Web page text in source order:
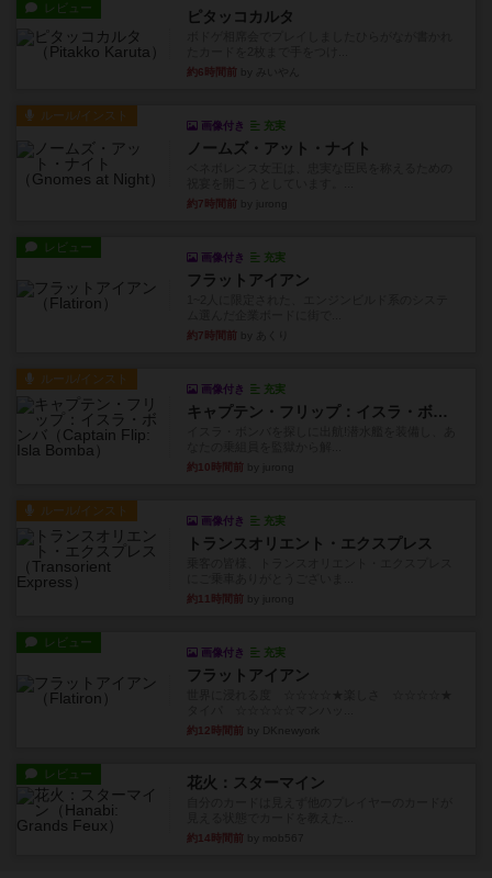
レビュー ピタッコカルタ
約6時間前
ルール/インスト
画像付き 充実
ノームズ・アット・ナイト
約7時間前
レビュー
画像付き 充実
フラットアイアン
約7時間前
ルール/インスト
画像付き 充実
キャプテン・フリップ：イスラ・ボンバ
約10時間前
ルール/インスト
画像付き 充実
トランスオリエント・エクスプレス
約11時間前
レビュー
画像付き 充実
フラットアイアン
約12時間前
レビュー 花火：スターマイン
約14時間前